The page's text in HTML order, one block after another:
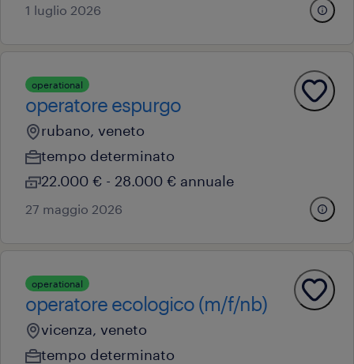
1 luglio 2026
operational
operatore espurgo
rubano, veneto
tempo determinato
22.000 € - 28.000 € annuale
27 maggio 2026
operational
operatore ecologico (m/f/nb)
vicenza, veneto
tempo determinato